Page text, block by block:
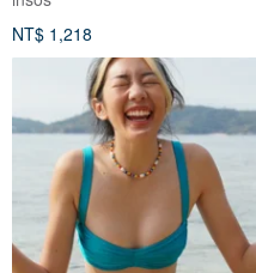
NT$ 1,218